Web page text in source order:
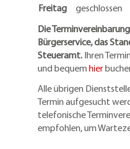
Freitag
geschlossen
Die
Bürgerservice, das
Steueramt. Ihren
und bequem hier
Alle übrigen
Termin aufgesucht
telefonische
empfohlen, um